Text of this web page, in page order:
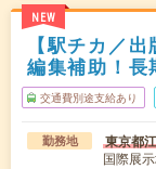
NEW
【駅チカ／
編集補助！長
交通費別途支給あり
勤務地 東京都
国際展